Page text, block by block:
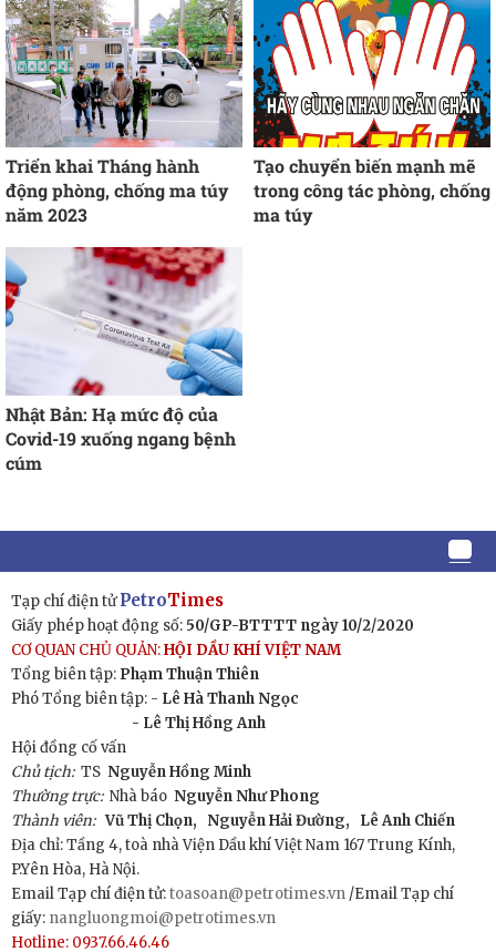
Triển khai Tháng hành
động phòng, chống ma túy
năm 2023
Tạo chuyển biến mạnh mẽ
trong công tác phòng, chống
ma túy
Nhật Bản: Hạ mức độ của
Covid-19 xuống ngang bệnh
cúm
Tạp chí điện tửPetroTimes
Giấy phép hoạt động số: 50/GP-BTTTT ngày 10/2/2020
CƠ QUAN CHỦ QUẢN:HỘI DẦU KHÍ VIỆT NAM
Tổng biên tập: Phạm Thuận Thiên
Phó Tổng biên tập: - Lê Hà Thanh Ngọc
- Lê Thị Hồng Anh
Hội đồng cố vấn
Chủ tịch:TS Nguyễn Hồng Minh
Thường trực: Nhà báo Nguyễn Như Phong
Thành viên: Vũ Thị Chọn, Nguyễn Hải Đường,
Lê Anh Chiến
Địa chỉ: Tầng 4, toà nhà Viện Dầu khí Việt Nam 167 Trung Kính,
P.Yên Hòa, Hà Nội.
Email Tạp chí điện tử:toasoan@petrotimes.vn /Email Tạp chí
giấy: nangluongmoi@petrotimes.vn
Hotline: 0937.66.46.46